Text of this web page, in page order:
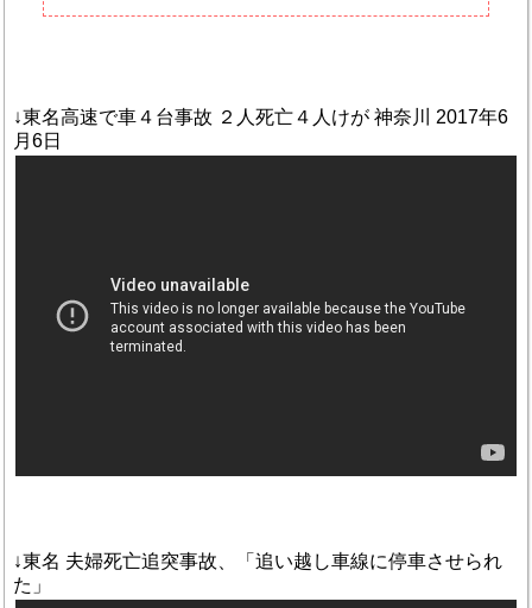
↓東名高速で車４台事故 ２人死亡４人けが 神奈川 2017年6
月6日
↓東名 夫婦死亡追突事故、「追い越し車線に停車させられ
た」